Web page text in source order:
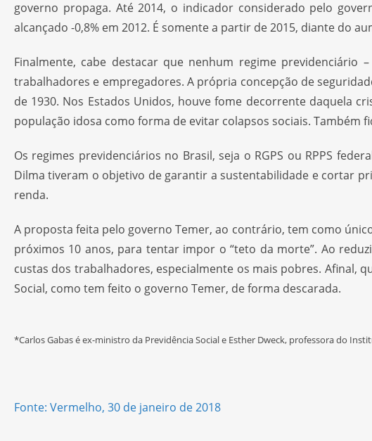
governo propaga. Até 2014, o indicador considerado pelo
alcançado -0,8% em 2012. É somente a partir de 2015, diante do
Finalmente, cabe destacar que nenhum regime
trabalhadores e empregadores. A própria concepção de
de 1930. Nos Estados Unidos, houve fome decorrente daquela
população idosa como forma de evitar colapsos sociais.
Os regimes previdenciários no Brasil, seja o RGPS ou RPPS
Dilma tiveram o objetivo de garantir a sustentabilidade e cortar
renda.
A proposta feita pelo governo Temer, ao contrário, tem como
próximos 10 anos, para tentar impor o “teto da morte”. Ao
custas dos trabalhadores, especialmente os mais pobres. Afinal,
Social, como tem feito o governo Temer, de forma descarada.
*Carlos Gabas é ex-ministro da Previdência Social e Esther Dweck, professora do
Fonte: Vermelho, 30 de janeiro de 2018